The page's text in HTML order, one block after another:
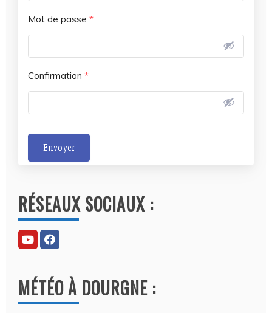
Mot de passe *
Confirmation *
Envoyer
t
e
r
n
t
i
RÉSEAUX SOCIAUX :
MÉTÉO À DOURGNE :